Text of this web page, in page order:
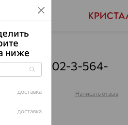
Корунд
корунд, 02-3-564-
Написать отзыв
ниже
доставка
доставка